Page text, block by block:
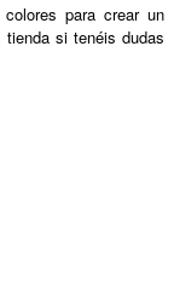
para crear un
si tenéis dudas